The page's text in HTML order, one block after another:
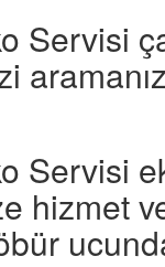
Servisi
aramanız
Servisi
hizmet